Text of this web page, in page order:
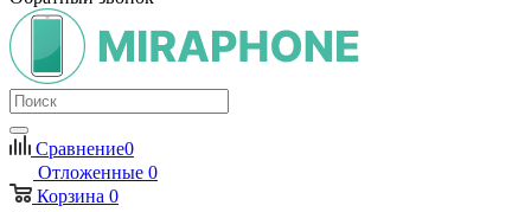
Сравнение0
Отложенные 0
Корзина 0